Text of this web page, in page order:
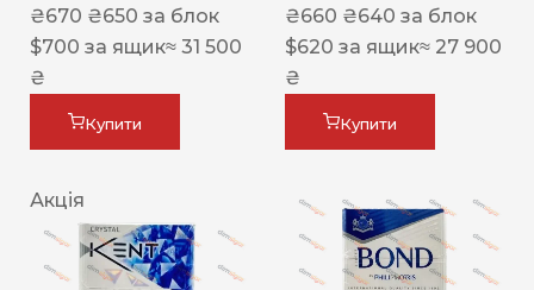
₴670 ₴650 за блок
$700 за ящик≈ 31 500
₴
Купити
₴660 ₴640 за блок
$620 за ящик≈ 27 900
₴
Купити
Акція